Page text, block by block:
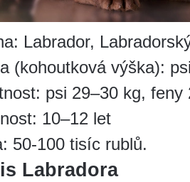
Labrador,
(kohoutková výška):
psi 29–30 kg, feny
10–12 let
50-100 tisíc rublů.
Labradora